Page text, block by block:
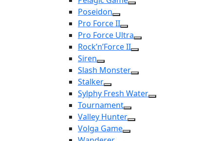
Poseidon
Pro Force II
Pro Force Ultra
Rock’n’Force II
Siren
Slash Monster
Stalker
Sylphy Fresh Water
Tournament
Valley Hunter
Volga Game